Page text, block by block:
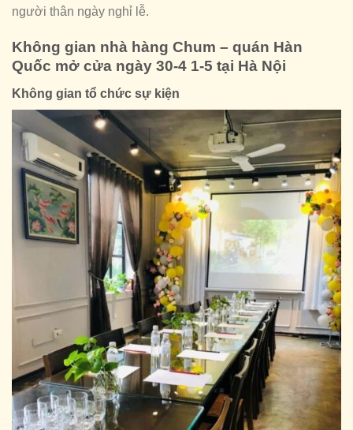
người thân ngày nghỉ lễ.
Không gian nhà hàng Chum – quán Hàn
Quốc mở cửa ngày 30-4 1-5 tại Hà Nội
Không gian tổ chức sự kiện